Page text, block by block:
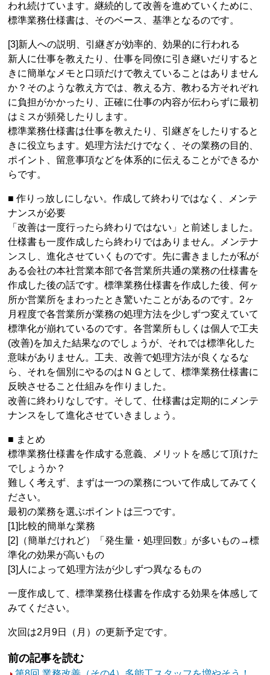
われ続けています。継続的して改善を進めていくために、
標準業務仕様書は、そのベース、基準となるのです。
[3]新人への説明、引継ぎが効率的、効果的に行われる
新人に仕事を教えたり、仕事を同僚に引き継いだりすると
きに簡単なメモと口頭だけで教えていることはありません
か？そのような教え方では、教える方、教わる方それぞれ
に負担がかかったり、正確に仕事の内容が伝わらずに最初
はミスが頻発したりします。
標準業務仕様書は仕事を教えたり、引継ぎをしたりすると
きに役立ちます。処理方法だけでなく、その業務の目的、
ポイント、留意事項などを体系的に伝えることができるか
らです。
■ 作りっ放しにしない。作成して終わりではなく、メンテ
ナンスが必要
「改善は一度行ったら終わりではない」と前述しました。
仕様書も一度作成したら終わりではありません。メンテナ
ンスし、進化させていくものです。先に書きましたが私が
ある会社の本社営業本部で各営業所共通の業務の仕様書を
作成した後の話です。標準業務仕様書を作成した後、何ヶ
所か営業所をまわったとき驚いたことがあるのです。2ヶ
月程度で各営業所が業務の処理方法を少しずつ変えていて
標準化が崩れているのです。各営業所もしくは個人で工夫
(改善)を加えた結果なのでしょうが、それでは標準化した
意味がありません。工夫、改善で処理方法が良くなるな
ら、それを個別にやるのはＮＧとして、標準業務仕様書に
反映させること仕組みを作りました。
改善に終わりなしです。そして、仕様書は定期的にメンテ
ナンスをして進化させていきましょう。
■ まとめ
標準業務仕様書を作成する意義、メリットを感じて頂けた
でしょうか？
難しく考えず、まずは一つの業務について作成してみてく
ださい。
最初の業務を選ぶポイントは三つです。
[1]比較的簡単な業務
[2]（簡単だけれど）「発生量・処理回数」が多いもの→標
準化の効果が高いもの
[3]人によって処理方法が少しずつ異なるもの
一度作成して、標準業務仕様書を作成する効果を体感して
みてください。
次回は2月9日（月）の更新予定です。
前の記事を読む